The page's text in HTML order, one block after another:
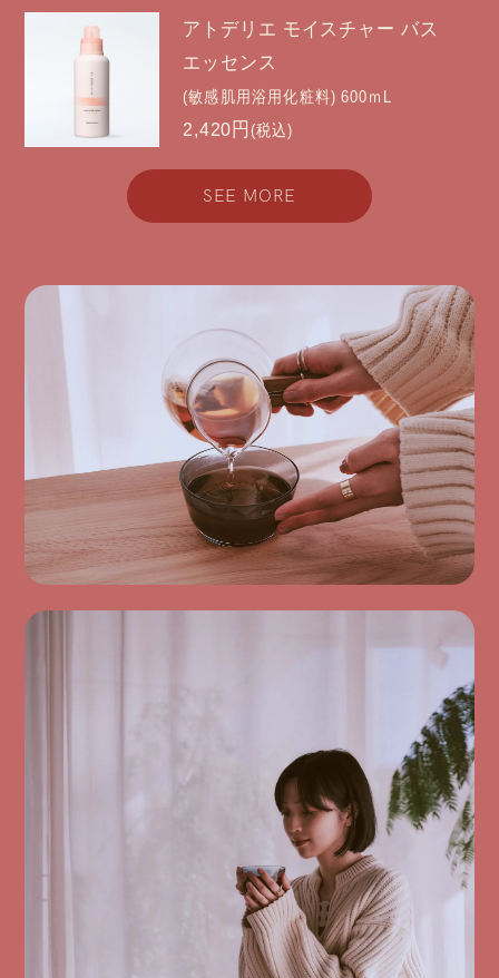
アトデリエ モイスチャー バス
エッセンス
(敏感肌用浴用化粧料) 600ｍL
2,420円 (税込)
SEE MORE